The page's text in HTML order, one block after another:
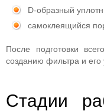
D-образный
самоклеящийся
После подготовки
созданию фильтра и его
Стадии